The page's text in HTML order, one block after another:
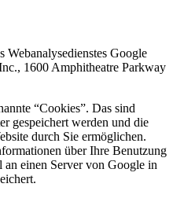
Webanalysedienstes Google
1600 Amphitheatre Parkway
“Cookies”. Das sind
gespeichert werden und die
durch Sie ermöglichen.
über Ihre Benutzung
an einen Server von Google in